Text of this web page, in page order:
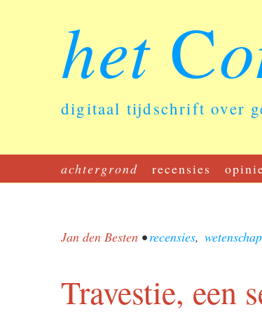
het C
digitaal tijdschrift over
achtergrond recensies
Jan den Besten •recensies, wetenschap
Travestie, een